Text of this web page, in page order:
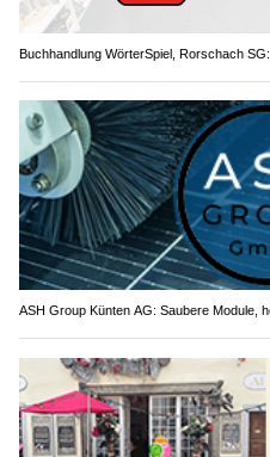
Buchhandlung WörterSpiel, Rorschach
ASH Group Künten AG: Saubere Module,